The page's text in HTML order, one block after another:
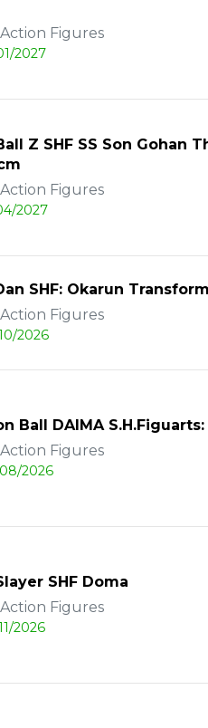
Figures
2027
Z SHF SS Son Gohan
Figures
2027
SHF: Okarun
Figures
2026
Ball DAIMA
Figures
2026
SHF Doma
Figures
2026